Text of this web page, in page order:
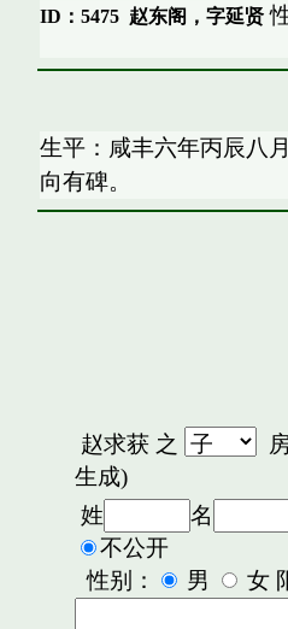
ID：5475 赵东阁，字延贤
生平：咸丰六年丙辰八
向有碑。
赵求获之
生成)
姓
名
不公开
性别：
男
女